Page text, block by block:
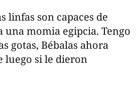
linfas son capaces de
una momia egipcia. Tengo
gotas, Bébalas ahora
luego si le dieron